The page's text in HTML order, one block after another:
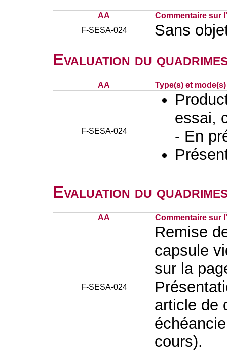
AA
Commentaire sur
F-SESA-024
Sans
Evaluation du
AA Type(s) et
F-SESA-024
essai,
- En
Evaluation du
AA Commentaire sur
F-SESA-024
Remise
capsule
sur la
article de
cours).